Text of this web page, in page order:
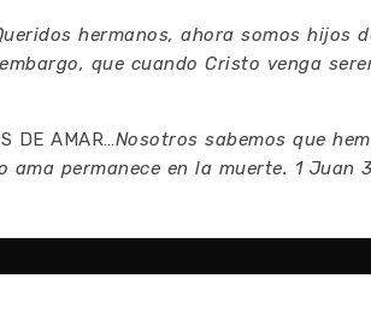
hermanos, ahora somos hijos
que cuando Cristo venga
DE AMAR…Nosotros sabemos que
permanece en la muerte. 1 Juan